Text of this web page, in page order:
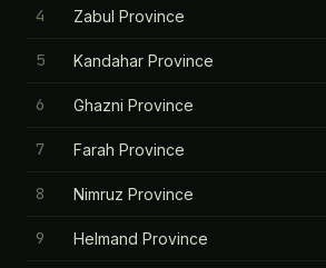
4 Zabul Province
5 Kandahar Province
6 Ghazni Province
7 Farah Province
8 Nimruz Province
9 Helmand Province